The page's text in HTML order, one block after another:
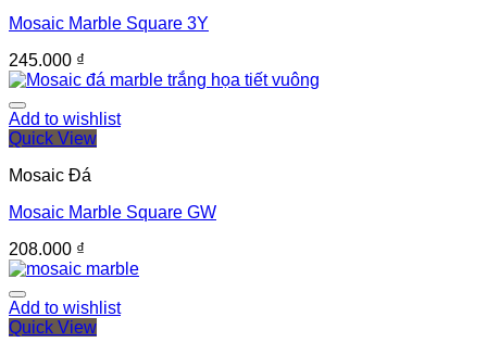
Mosaic Marble Square 3Y
245.000 ₫
Add to wishlist
Quick View
Mosaic Đá
Mosaic Marble Square GW
208.000 ₫
Add to wishlist
Quick View